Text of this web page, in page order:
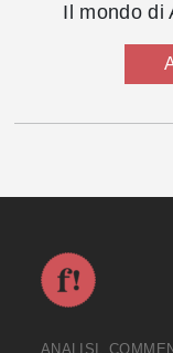
Il mondo di
ANALISI,